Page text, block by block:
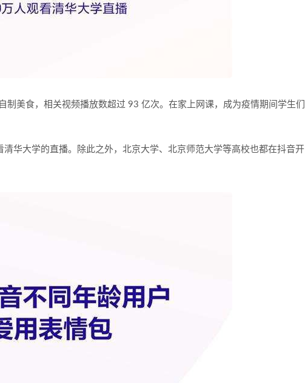
制美食，相关视频播放数超过 93 亿次。在家上网课，成为疫情期间学生们
华大学的直播。除此之外，北京大学、北京师范大学等高校也都在抖音开